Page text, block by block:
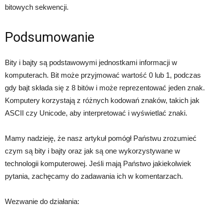
bitowych sekwencji.
Podsumowanie
Bity i bajty są podstawowymi jednostkami informacji w
komputerach. Bit może przyjmować wartość 0 lub 1, podczas
gdy bajt składa się z 8 bitów i może reprezentować jeden znak.
Komputery korzystają z różnych kodowań znaków, takich jak
ASCII czy Unicode, aby interpretować i wyświetlać znaki.
Mamy nadzieję, że nasz artykuł pomógł Państwu zrozumieć
czym są bity i bajty oraz jak są one wykorzystywane w
technologii komputerowej. Jeśli mają Państwo jakiekolwiek
pytania, zachęcamy do zadawania ich w komentarzach.
Wezwanie do działania: